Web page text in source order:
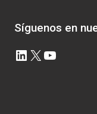
Síguenos en
LinkedIn
X YouTube